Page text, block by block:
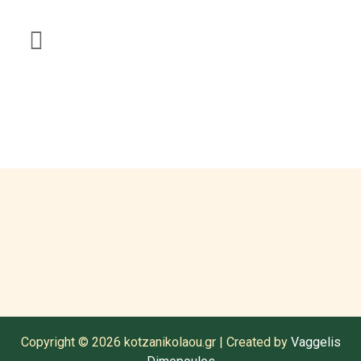
Copyright © 2026 kotzanikolaou.gr | Created by Vaggelis